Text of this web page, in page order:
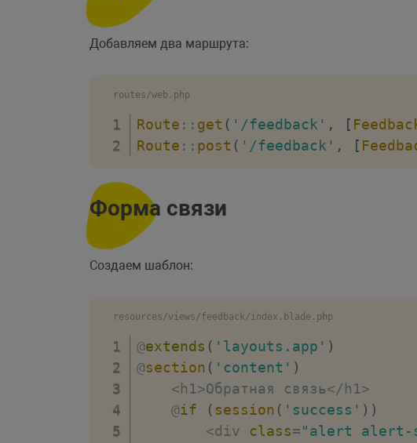
// Создаем динамический
// Данные из поля формы
$data -> email = $request-
// В метод Mail::to первым
->with('success'
}
}
Добавляем два маршрута:
routes/web.php
Route :: get ( '/feedback' , [
Route :: post ( '/feedback' , [
Форма связи
Создаем шаблон:
resources/views/feedback/index.blade.php
@extends ( 'layouts.app' )
@section ( 'content' )
<h1>Обратная связь</ h1>
    @
if ( session ( 'success' ) )
<div class="alert alert-